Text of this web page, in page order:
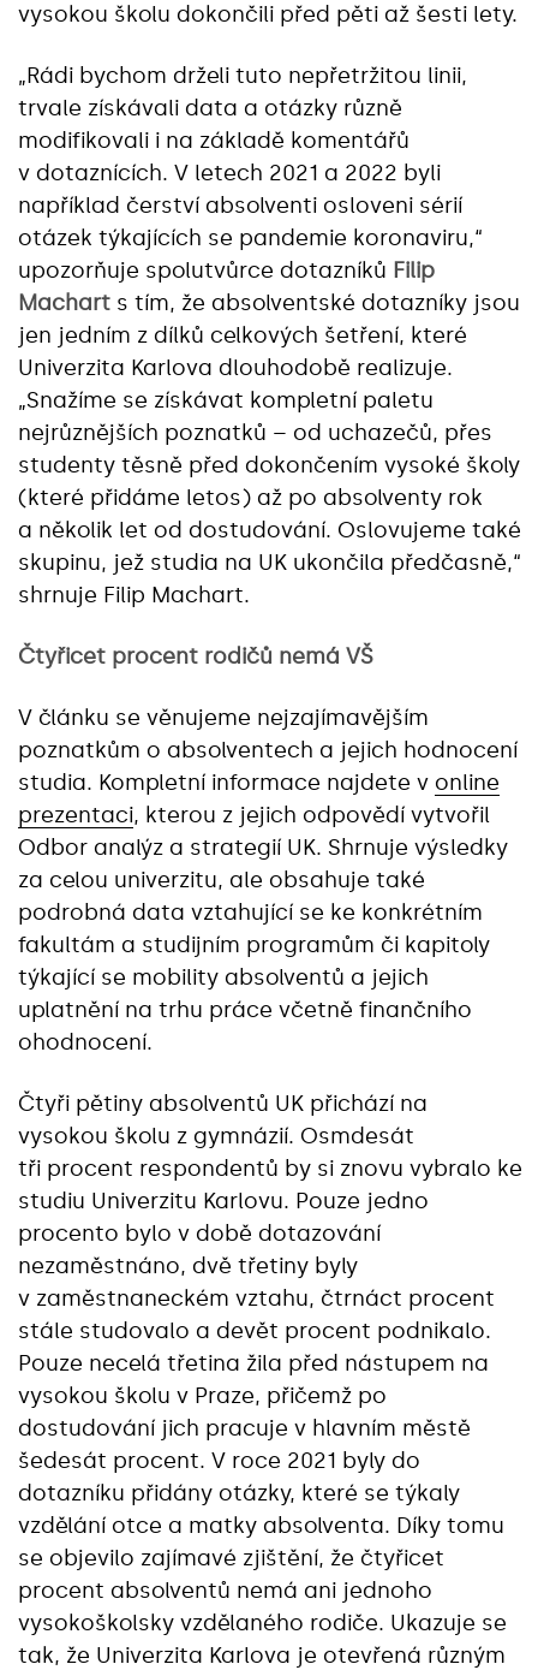
vysokou školu dokončili před pěti až šesti lety.
„Rádi bychom drželi tuto nepřetržitou linii,
trvale získávali data a otázky různě
modifikovali i na základě komentářů
v dotaznících. V letech 2021 a 2022 byli
například čerství absolventi osloveni sérií
otázek týkajících se pandemie koronaviru,“
upozorňuje spolutvůrce dotazníků Filip
Machart s tím, že absolventské dotazníky jsou
jen jedním z dílků celkových šetření, které
Univerzita Karlova dlouhodobě realizuje.
„Snažíme se získávat kompletní paletu
nejrůznějších poznatků – od uchazečů, přes
studenty těsně před dokončením vysoké školy
(které přidáme letos) až po absolventy rok
a několik let od dostudování. Oslovujeme také
skupinu, jež studia na UK ukončila předčasně,“
shrnuje Filip Machart.
Čtyřicet procent rodičů nemá VŠ
V článku se věnujeme nejzajímavějším
poznatkům o absolventech a jejich hodnocení
studia. Kompletní informace najdete v online
prezentaci, kterou z jejich odpovědí vytvořil
Odbor analýz a strategií UK. Shrnuje výsledky
za celou univerzitu, ale obsahuje také
podrobná data vztahující se ke konkrétním
fakultám a studijním programům či kapitoly
týkající se mobility absolventů a jejich
uplatnění na trhu práce včetně finančního
ohodnocení.
Čtyři pětiny absolventů UK přichází na
vysokou školu z gymnázií. Osmdesát
tři procent respondentů by si znovu vybralo ke
studiu Univerzitu Karlovu. Pouze jedno
procento bylo v době dotazování
nezaměstnáno, dvě třetiny byly
v zaměstnaneckém vztahu, čtrnáct procent
stále studovalo a devět procent podnikalo.
Pouze necelá třetina žila před nástupem na
vysokou školu v Praze, přičemž po
dostudování jich pracuje v hlavním městě
šedesát procent. V roce 2021 byly do
dotazníku přidány otázky, které se týkaly
vzdělání otce a matky absolventa. Díky tomu
se objevilo zajímavé zjištění, že čtyřicet
procent absolventů nemá ani jednoho
vysokoškolsky vzdělaného rodiče. Ukazuje se
tak, že Univerzita Karlova je otevřená různým